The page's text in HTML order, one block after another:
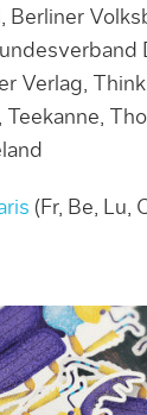
Berliner
Verlag,
(Fr, Be, Lu,